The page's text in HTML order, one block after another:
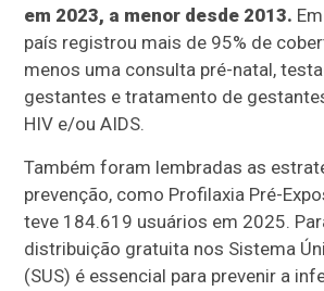
em 2023, a menor desde 2013.
país registrou mais de 95% de
menos uma consulta pré-natal,
gestantes e tratamento de
HIV e/ou AIDS.
Também foram lembradas as
prevenção, como Profilaxia Pré-
teve 184.619 usuários em 2025.
distribuição gratuita nos Sistema
(SUS) é essencial para prevenir a